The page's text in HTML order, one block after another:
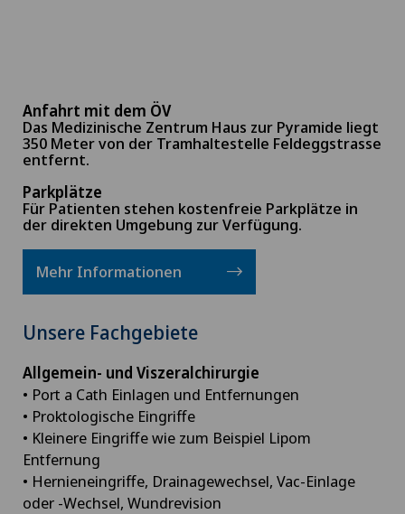
Anfahrt mit dem ÖV
Das Medizinische Zentrum Haus zur Pyramide liegt
350 Meter von der Tramhaltestelle Feldeggstrasse
entfernt.
Parkplätze
Für Patienten stehen kostenfreie Parkplätze in
der direkten Umgebung zur Verfügung.
Mehr Informationen
Unsere Fachgebiete
Allgemein- und Viszeralchirurgie
• Port a Cath Einlagen und Entfernungen
• Proktologische Eingriffe
• Kleinere Eingriffe wie zum Beispiel Lipom
Entfernung
• Hernieneingriffe, Drainagewechsel, Vac-Einlage
oder -Wechsel, Wundrevision